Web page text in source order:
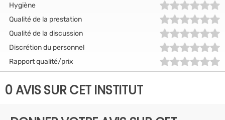
Hygiène
Qualité de la prestation
Qualité de la discussion
Discrétion du personnel
Rapport qualité/prix
0 AVIS SUR CET INSTITUT